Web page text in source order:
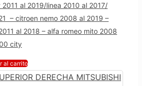
al 2019/linea 2010 al 2017/
– citroen nemo 2008 al 2019 –
al 2018 – alfa romeo mito 2008
city
al carrito